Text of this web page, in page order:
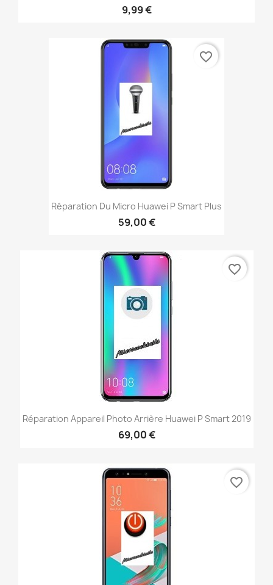
9,99 €
Réparation Du Micro Huawei P Smart Plus
59,00 €
favorite_border
Réparation Appareil Photo Arrière Huawei P Smart 2019
69,00 €
favorite_border
favorite_border